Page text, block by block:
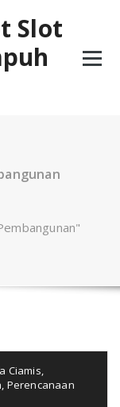
Slot
Ciamis
Perencanaan